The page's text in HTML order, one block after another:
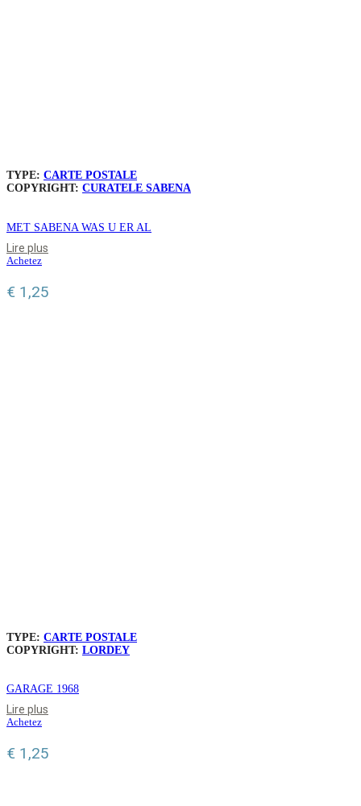
TYPE: CARTE POSTALE
COPYRIGHT: CURATELE SABENA
MET SABENA WAS U ER AL
Lire plus
Achetez
€ 1,25
TYPE: CARTE POSTALE
COPYRIGHT: LORDEY
GARAGE 1968
Lire plus
Achetez
€ 1,25